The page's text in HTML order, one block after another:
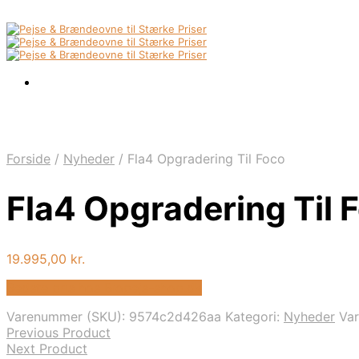
Forside / Nyheder / Fla4 Opgradering Til Foco
Fla4 Opgradering Til
19.995,00 kr.
Varenummer (SKU): 9574c2d426aa Kategori: Nyheder
Previous Product
Next Product